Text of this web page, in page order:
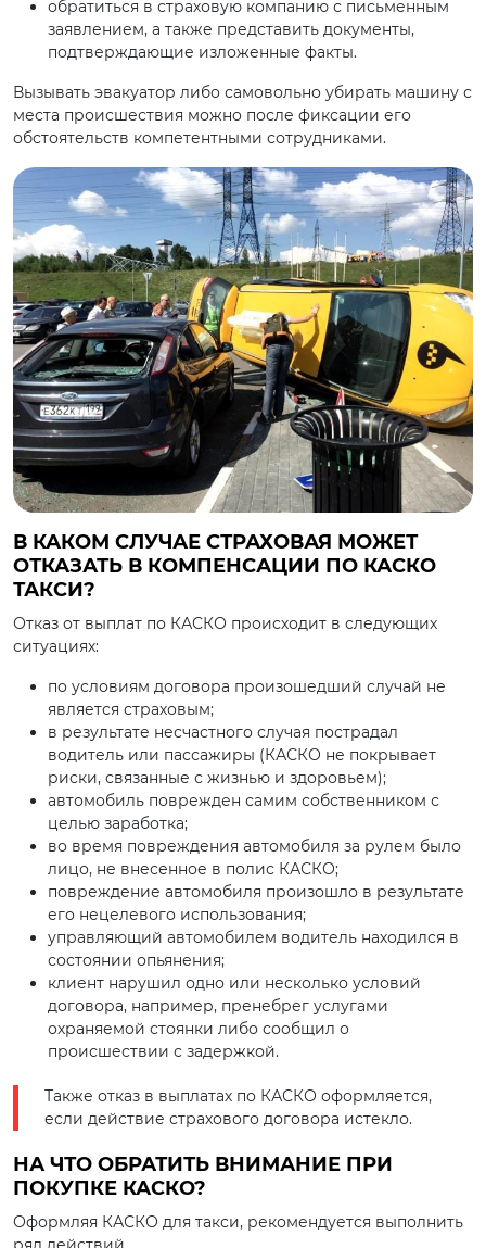
обратиться в страховую компанию с письменным
заявлением, а также представить документы,
подтверждающие изложенные факты.
Вызывать эвакуатор либо самовольно убирать машину с
места происшествия можно после фиксации его
обстоятельств компетентными сотрудниками.
В КАКОМ СЛУЧАЕ СТРАХОВАЯ МОЖЕТ
ОТКАЗАТЬ В КОМПЕНСАЦИИ ПО КАСКО
ТАКСИ?
Отказ от выплат по КАСКО происходит в следующих
ситуациях:
по условиям договора произошедший случай не
является страховым;
в результате несчастного случая пострадал
водитель или пассажиры (КАСКО не покрывает
риски, связанные с жизнью и здоровьем);
автомобиль поврежден самим собственником с
целью заработка;
во время повреждения автомобиля за рулем было
лицо, не внесенное в полис КАСКО;
повреждение автомобиля произошло в результате
его нецелевого использования;
управляющий автомобилем водитель находился в
состоянии опьянения;
клиент нарушил одно или несколько условий
договора, например, пренебрег услугами
охраняемой стоянки либо сообщил о
происшествии с задержкой.
Также отказ в выплатах по КАСКО оформляется,
если действие страхового договора истекло.
НА ЧТО ОБРАТИТЬ ВНИМАНИЕ ПРИ
ПОКУПКЕ КАСКО?
Оформляя КАСКО для такси, рекомендуется выполнить